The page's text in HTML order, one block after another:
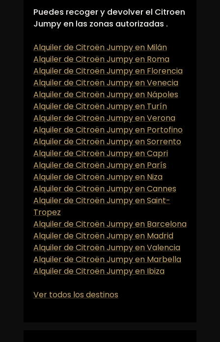
Puedes recoger y devolver el Citroen
Jumpy en las zonas autorizadas .
Alquiler de Citroën Jumpy en Milán
Alquiler de Citroën Jumpy en Roma
Alquiler de Citroën Jumpy en Florencia
Alquiler de Citroën Jumpy en Venecia
Alquiler de Citroën Jumpy en Nápoles
Alquiler de Citroën Jumpy en Turín
Alquiler de Citroën Jumpy en Verona
Alquiler de Citroën Jumpy en Portofino
Alquiler de Citroën Jumpy en Sorrento
Alquiler de Citroën Jumpy en Capri
Alquiler de Citroën Jumpy en París
Alquiler de Citroën Jumpy en Niza
Alquiler de Citroën Jumpy en Cannes
Alquiler de Citroën Jumpy en Saint-
Tropez
Alquiler de Citroën Jumpy en Barcelona
Alquiler de Citroën Jumpy en Madrid
Alquiler de Citroën Jumpy en Valencia
Alquiler de Citroën Jumpy en Marbella
Alquiler de Citroën Jumpy en Ibiza
Ver todos los destinos